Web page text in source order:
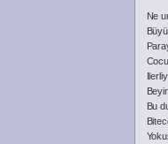
Ne
Bu